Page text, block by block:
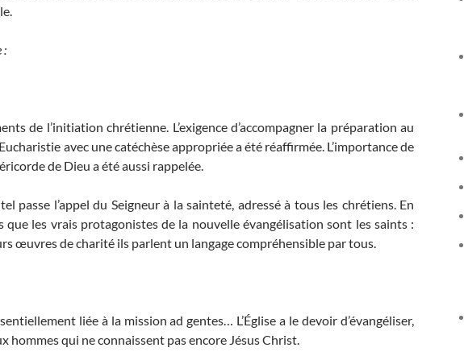
:
de l’initiation chrétienne. L’exigence d’accompagner la préparation au
avec une catéchèse appropriée a été réaffirmée. L’importance de
de Dieu a été aussi rappelée.
passe l’appel du Seigneur à la sainteté, adressé à tous les chrétiens. En
les vrais protagonistes de la nouvelle évangélisation sont les saints :
œuvres de charité ils parlent un langage compréhensible par tous.
liée à la mission ad gentes… L’Église a le devoir d’évangéliser,
hommes qui ne connaissent pas encore Jésus Christ.